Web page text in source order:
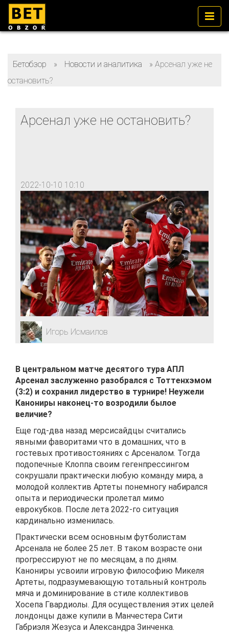
Бетобзор » Новости и аналитика » Арсенал уже не
остановить?
Арсенал уже не остановить?
2022-10-10 10:10
Игорь Исмаилов
В центральном матче десятого тура АПЛ
Арсенал заслуженно разобрался с Тоттенхэмом
(3:2) и сохранил лидерство в турнире! Неужели
Канониры наконец-то возродили былое
величие?
Еще год-два назад мерсисайдцы считались
явными фаворитами что в домашних, что в
гостевых противостояниях с Арсеналом. Тогда
подопечные Клоппа своим гегенпрессингом
сокрушали практически любую команду мира, а
молодой коллектив Артеты понемногу набирался
опыта и периодически пролетал мимо
еврокубков. После лета 2022-го ситуация
кардинально изменилась.
Практически всем основным футболистам
Арсенала не более 25 лет. В таком возрасте они
прогрессируют не по месяцам, а по дням.
Канониры усвоили игровую философию Микеля
Артеты, подразумевающую тотальный контроль
мяча и доминирование в стиле коллективов
Хосепа Гвардиолы. Для осуществления этих целей
лондонцы даже купили в Манчестера Сити
Габриэля Жезуса и Александра Зинченка.